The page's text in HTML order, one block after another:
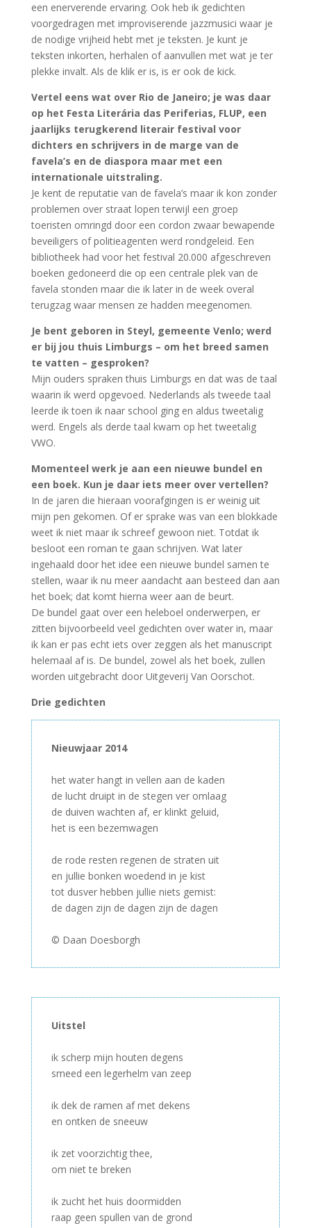
een enerverende ervaring. Ook heb ik gedichten
voorgedragen met improviserende jazzmusici waar je
de nodige vrijheid hebt met je teksten. Je kunt je
teksten inkorten, herhalen of aanvullen met wat je ter
plekke invalt. Als de klik er is, is er ook de kick.
Vertel eens wat over Rio de Janeiro; je was daar
op het Festa Literária das Periferias, FLUP, een
jaarlijks terugkerend literair festival voor
dichters en schrijvers in de marge van de
favela’s en de diaspora maar met een
internationale uitstraling.
Je kent de reputatie van de favela’s maar ik kon zonder
problemen over straat lopen terwijl een groep
toeristen omringd door een cordon zwaar bewapende
beveiligers of politieagenten werd rondgeleid. Een
bibliotheek had voor het festival 20.000 afgeschreven
boeken gedoneerd die op een centrale plek van de
favela stonden maar die ik later in de week overal
terugzag waar mensen ze hadden meegenomen.
Je bent geboren in Steyl, gemeente Venlo; werd
er bij jou thuis Limburgs – om het breed samen
te vatten – gesproken?
Mijn ouders spraken thuis Limburgs en dat was de taal
waarin ik werd opgevoed. Nederlands als tweede taal
leerde ik toen ik naar school ging en aldus tweetalig
werd. Engels als derde taal kwam op het tweetalig
VWO.
Momenteel werk je aan een nieuwe bundel en
een boek. Kun je daar iets meer over vertellen?
In de jaren die hieraan voorafgingen is er weinig uit
mijn pen gekomen. Of er sprake was van een blokkade
weet ik niet maar ik schreef gewoon niet. Totdat ik
besloot een roman te gaan schrijven. Wat later
ingehaald door het idee een nieuwe bundel samen te
stellen, waar ik nu meer aandacht aan besteed dan aan
het boek; dat komt hierna weer aan de beurt.
De bundel gaat over een heleboel onderwerpen, er
zitten bijvoorbeeld veel gedichten over water in, maar
ik kan er pas echt iets over zeggen als het manuscript
helemaal af is. De bundel, zowel als het boek, zullen
worden uitgebracht door Uitgeverij Van Oorschot.
Drie gedichten
Nieuwjaar 2014
het water hangt in vellen aan de kaden
de lucht druipt in de stegen ver omlaag
de duiven wachten af, er klinkt geluid,
het is een bezemwagen
de rode resten regenen de straten uit
en jullie bonken woedend in je kist
tot dusver hebben jullie niets gemist:
de dagen zijn de dagen zijn de dagen
© Daan Doesborgh
Uitstel
ik scherp mijn houten degens
smeed een legerhelm van zeep
ik dek de ramen af met dekens
en ontken de sneeuw
ik zet voorzichtig thee,
om niet te breken
ik zucht het huis doormidden
raap geen spullen van de grond